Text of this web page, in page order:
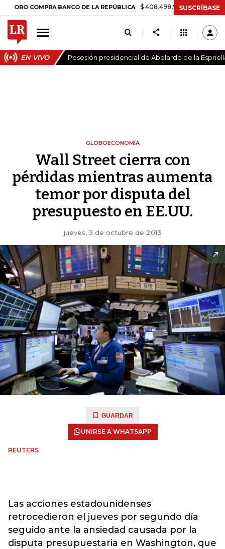
COMPRA BANCO DE LA REPÚBLICA $ 408.498,97 +$ 8.753,81 +2,19%
SUSCRÍBASE
EN VIVO Posesión presidencial de Abelardo de la
GLOBOECONOMÍA
Wall Street cierra con
pérdidas mientras aumenta
temor por disputa del
presupuesto en EE.UU.
jueves, 3 de octubre de 2013
GUARDAR
UNIRSE A WHATSAPP
REUTERS
Las acciones estadounidenses
retrocedieron el jueves por segundo día
seguido ante la ansiedad causada por la
disputa presupuestaria en Washington, que